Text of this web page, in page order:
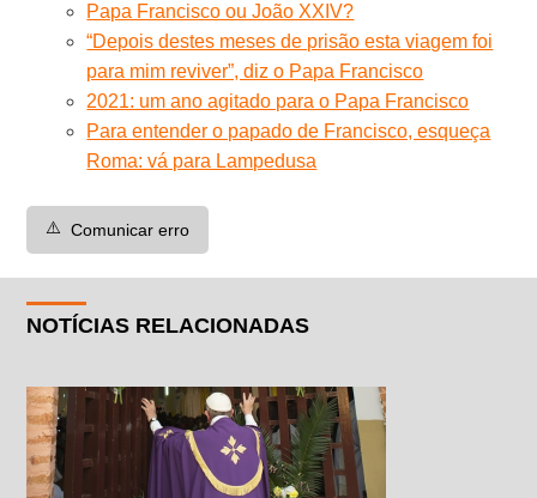
Papa Francisco ou João XXIV?
“Depois destes meses de prisão esta viagem foi
para mim reviver”, diz o Papa Francisco
2021: um ano agitado para o Papa Francisco
Para entender o papado de Francisco, esqueça
Roma: vá para Lampedusa
⚠️ Comunicar erro
NOTÍCIAS RELACIONADAS